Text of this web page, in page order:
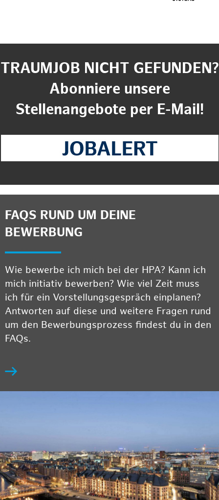
TRAUMJOB NICHT GEFUNDEN?
Abonniere unsere
Stellenangebote per E-Mail!
FAQS RUND UM DEINE
BEWERBUNG
Wie bewerbe ich mich bei der HPA? Kann ich
mich initiativ bewerben? Wie viel Zeit muss
ich für ein Vorstellungsgespräch einplanen?
Antworten auf diese und weitere Fragen rund
um den Bewerbungsprozess findest du in den
FAQs.